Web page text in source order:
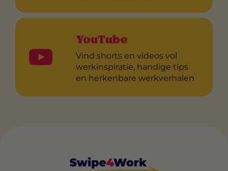
YouTube
Vind shorts en videos vol
werkinspiratie, handige tips
en herkenbare werkverhalen